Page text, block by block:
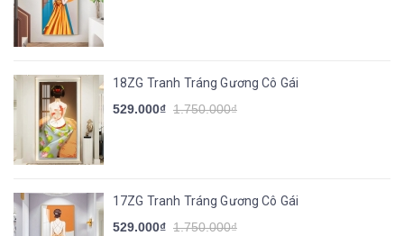
18ZG Tranh Tráng Gương Cô Gái
529.000₫ 1.750.000₫
17ZG Tranh Tráng Gương Cô Gái
529.000₫ 1.750.000₫